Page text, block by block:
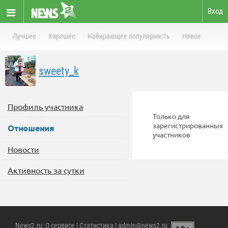
Вход
Лучшее Хорошее Набирающее популярность Новое
sweety_k
Профиль участника
Отношения
Новости
Активность за сутки
Только для
зарегистрированных
участников
News2.ru: О сервисе | Статистика | admin@news2.ru